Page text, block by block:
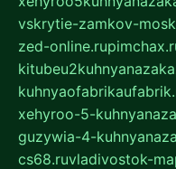
vskrytie-zamkov-
zed-online.ru
xehyroo-5-
guzywia-4-
cs68.ruvladivostok-